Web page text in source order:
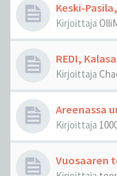
Keski-
Kirjoittaja
REDI,
Kirjoittaja
Areenassa
Kirjoittaja
Vuosaaren